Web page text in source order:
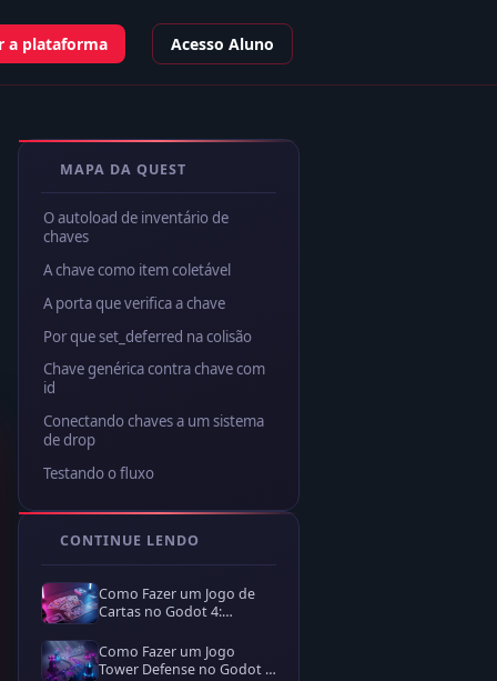
a plataforma Acesso Aluno
MAPA DA QUEST
O autoload de inventário de
chaves
A chave como item coletável
A porta que verifica a chave
Por que set_deferred na colisão
Chave genérica contra chave com
id
Conectando chaves a um sistema
de drop
Testando o fluxo
CONTINUE LENDO
Como Fazer um Jogo de
Cartas no Godot 4:
Como Fazer um Jogo
Tower Defense no Godot 4: